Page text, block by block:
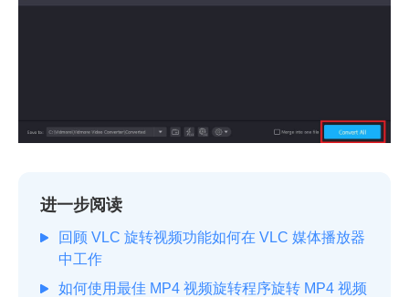
进一步阅读
回顾 VLC 旋转视频功能如何在 VLC 媒体播放器
中工作
如何使用最佳 MP4 视频旋转程序旋转 MP4 视频